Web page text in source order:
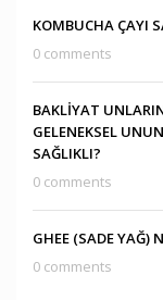
KOMBUCHA ÇAYI
0 comments
BAKLİYAT
GELENEKSEL
SAĞLIKLI?
0 comments
GHEE (SADE YAĞ)
0 comments